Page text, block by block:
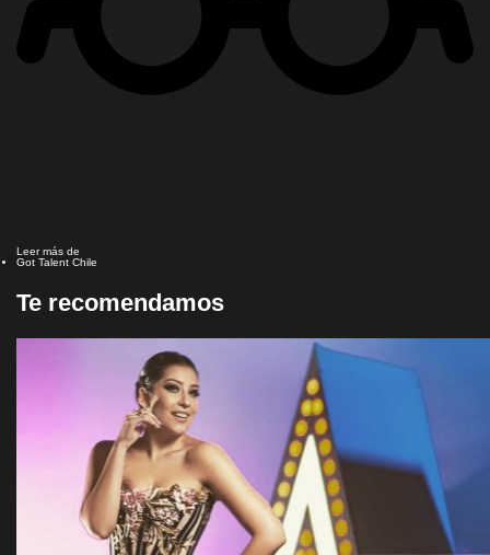
Leer más de
Got Talent Chile
Te recomendamos